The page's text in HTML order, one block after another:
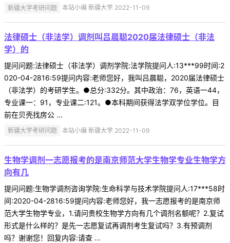
新疆大学考研问题 本站小编 新疆大学 2022-11-09
法律硕士（非法学）调剂叫吕晨聪2020届法律硕士（非法
学）的
提问问题:法律硕士（非法学）调剂学院:法学院提问人:13***99时间:2
020-04-2816:59提问内容:老师您好，我叫吕晨聪，2020届法律硕士
（非法学）的考研学生。●总分:332分。其中政治：76，英语一44，
专业课一：91，专业课二:121。●本科期间获得法学双学位学位。目
前在贝壳找房公 ...
新疆大学考研问题 本站小编 新疆大学 2022-11-09
生物学调剂一志愿报考的是南京师范大学生物学专业生物学方
向有几
提问问题:生物学调剂咨询学院:生命科学与技术学院提问人:17***58时
间:2020-04-2816:59提问内容:老师您好，我一志愿报考的是南京师
范大学生物学专业，1.请问贵校生物学方向有几个调剂名额呢？2.复试
形式是什么样的？是先一志愿复试再调剂考生复试吗？3.有预调剂
吗？谢谢您！回复内容:请查 ...